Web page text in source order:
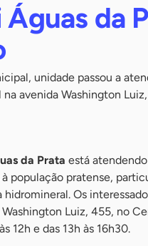
da
unidade passou a
avenida Washington
da Prata está
população pratense,
hidromineral. Os
Luiz, 455, no
12h e das 13h às 16h30.